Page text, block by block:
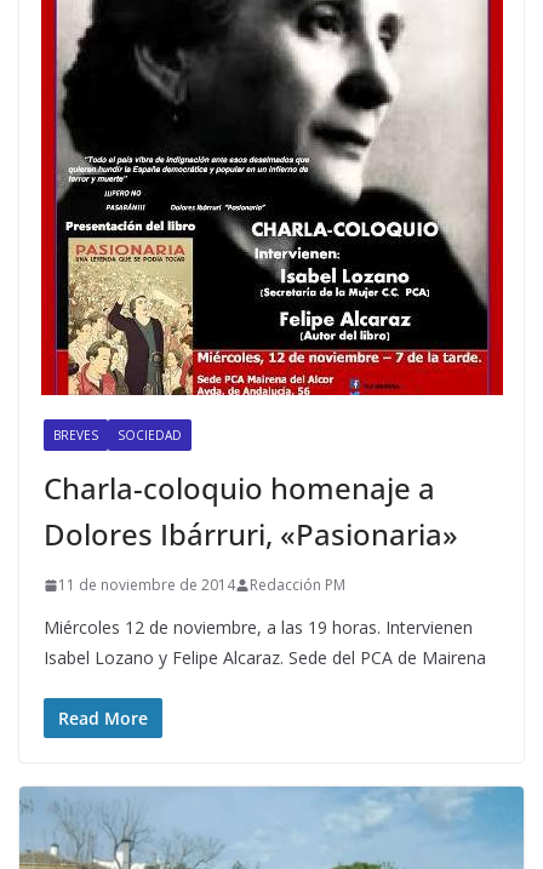
BREVES SOCIEDAD
Charla-coloquio homenaje a
Dolores Ibárruri, «Pasionaria»
11 de noviembre de 2014 Redacción PM
Miércoles 12 de noviembre, a las 19 horas. Intervienen
Isabel Lozano y Felipe Alcaraz. Sede del PCA de Mairena
Read More